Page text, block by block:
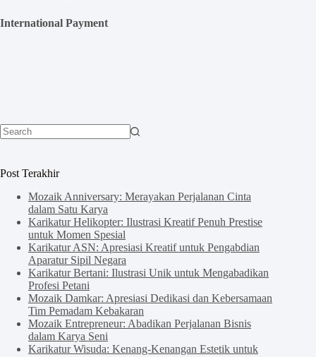
International Payment
Post Terakhir
Mozaik Anniversary: Merayakan Perjalanan Cinta
dalam Satu Karya
Karikatur Helikopter: Ilustrasi Kreatif Penuh Prestise
untuk Momen Spesial
Karikatur ASN: Apresiasi Kreatif untuk Pengabdian
Aparatur Sipil Negara
Karikatur Bertani: Ilustrasi Unik untuk Mengabadikan
Profesi Petani
Mozaik Damkar: Apresiasi Dedikasi dan Kebersamaan
Tim Pemadam Kebakaran
Mozaik Entrepreneur: Abadikan Perjalanan Bisnis
dalam Karya Seni
Karikatur Wisuda: Kenang-Kenangan Estetik untuk